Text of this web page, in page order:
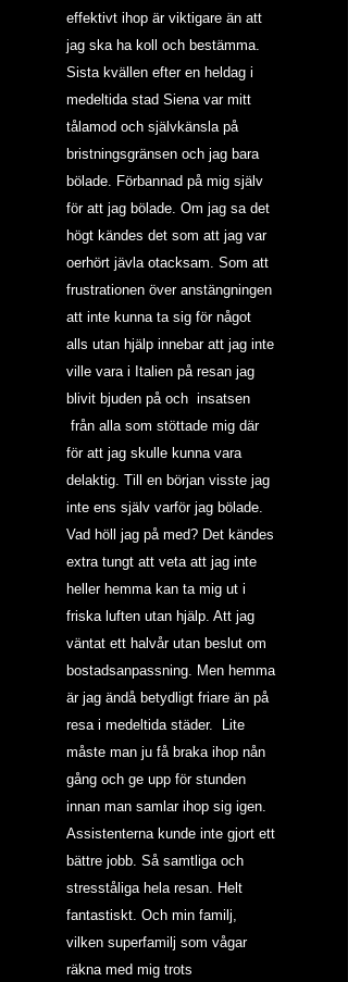
effektivt ihop är viktigare än att
jag ska ha koll och bestämma.
Sista kvällen efter en heldag i
medeltida stad Siena var mitt
tålamod och självkänsla på
bristningsgränsen och jag bara
bölade. Förbannad på mig själv
för att jag bölade. Om jag sa det
högt kändes det som att jag var
oerhört jävla otacksam. Som att
frustrationen över anstängningen
att inte kunna ta sig för något
alls utan hjälp innebar att jag inte
ville vara i Italien på resan jag
blivit bjuden på och  insatsen
från alla som stöttade mig där
för att jag skulle kunna vara
delaktig. Till en början visste jag
inte ens själv varför jag bölade.
Vad höll jag på med? Det kändes
extra tungt att veta att jag inte
heller hemma kan ta mig ut i
friska luften utan hjälp. Att jag
väntat ett halvår utan beslut om
bostadsanpassning. Men hemma
är jag ändå betydligt friare än på
resa i medeltida städer.  Lite
måste man ju få braka ihop nån
gång och ge upp för stunden
innan man samlar ihop sig igen.
Assistenterna kunde inte gjort ett
bättre jobb. Så samtliga och
stresståliga hela resan. Helt
fantastiskt. Och min familj,
vilken superfamilj som vågar
räkna med mig trots